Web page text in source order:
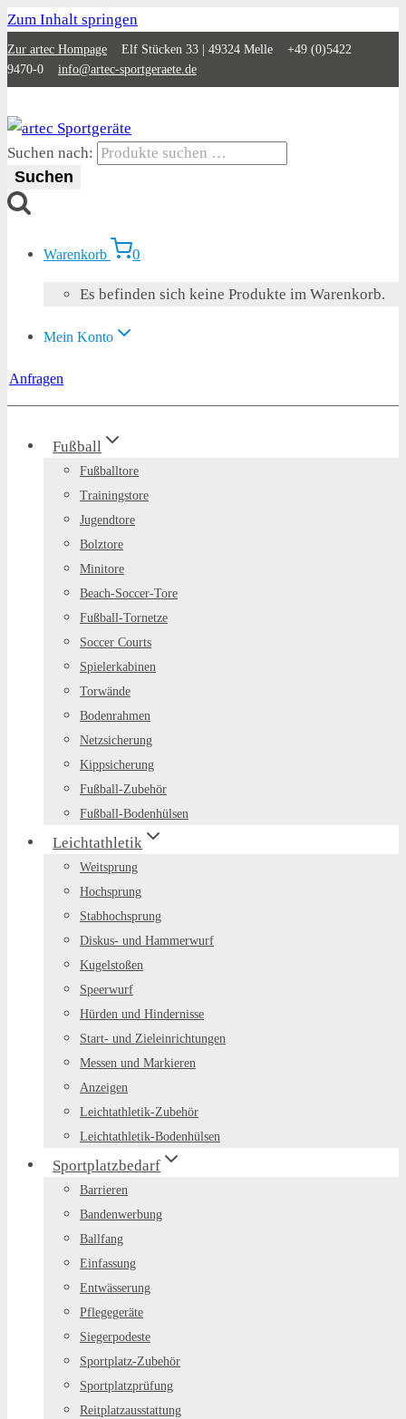
Zum Inhalt springen
Zur artec Hompage Elf Stücken 33 | 49324 Melle +49 (0)5422
9470-0 info@artec-sportgeraete.de
Suchen nach:
Suchen
Warenkorb 0
Es befinden sich keine Produkte im Warenkorb.
Mein Konto
Anfragen
Fußball
Fußballtore
Trainingstore
Jugendtore
Bolztore
Minitore
Beach-Soccer-Tore
Fußball-Tornetze
Soccer Courts
Spielerkabinen
Torwände
Bodenrahmen
Netzsicherung
Kippsicherung
Fußball-Zubehör
Fußball-Bodenhülsen
Leichtathletik
Weitsprung
Hochsprung
Stabhochsprung
Diskus- und Hammerwurf
Kugelstoßen
Speerwurf
Hürden und Hindernisse
Start- und Zieleinrichtungen
Messen und Markieren
Anzeigen
Leichtathletik-Zubehör
Leichtathletik-Bodenhülsen
Sportplatzbedarf
Barrieren
Bandenwerbung
Ballfang
Einfassung
Entwässerung
Pflegegeräte
Siegerpodeste
Sportplatz-Zubehör
Sportplatzprüfung
Reitplatzausstattung